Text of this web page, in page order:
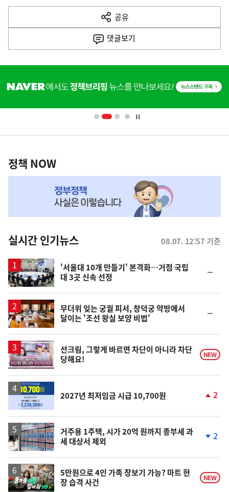
다
음
공유
열
기
댓글보기
단
영
책
NOW,
뉴
스
정책 NOW
실시간 인기뉴스 08.07. 12:57 기준
'서울대 10개 만들기' 본격화…거점 국립
대 3곳 신속 선정
일
무더위 잊는 궁궐 피서, 창덕궁 약방에서
달이는 '조선 왕실 보양 비법'
일
영
상
선크림, 그렇게 바르면 차단이 아니라 차단
당해요!
NEW
2027년 최저임금 시급 10,700원
상
2
거주용 1주택, 시가 20억 원까지 종부세 과
세 대상서 제외
하
락
2
영
상
5만원으로 4인 가족 장보기 가능? 마트 현
장 습격 사건
NEW